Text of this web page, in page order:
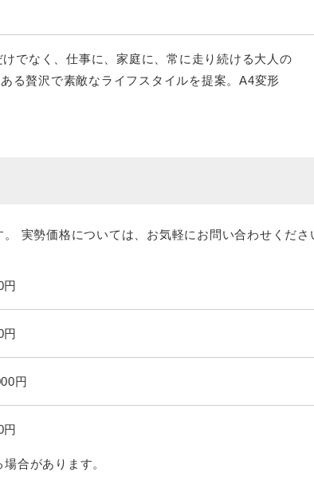
でなく、仕事に、家庭に、常に走り続ける大人の
る贅沢で素敵なライフスタイルを提案。A4変形
実勢価格については、お気軽にお問い合わせくださ
円
円
円
円
合があります。